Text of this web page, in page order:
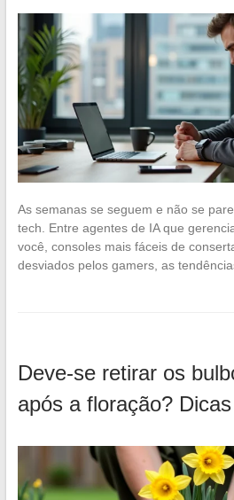
As semanas se seguem e não se
tech. Entre agentes de IA que
você, consoles mais fáceis de
desviados pelos gamers, as
Deve-se retirar os
após a floração?